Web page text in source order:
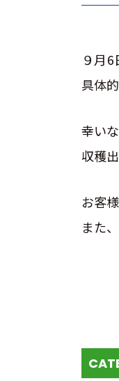
９月
具体
幸い
収穫
お客
また